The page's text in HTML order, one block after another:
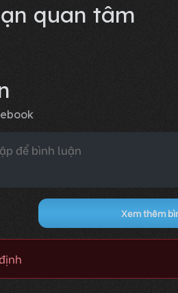
quan tâm
Xem thêm